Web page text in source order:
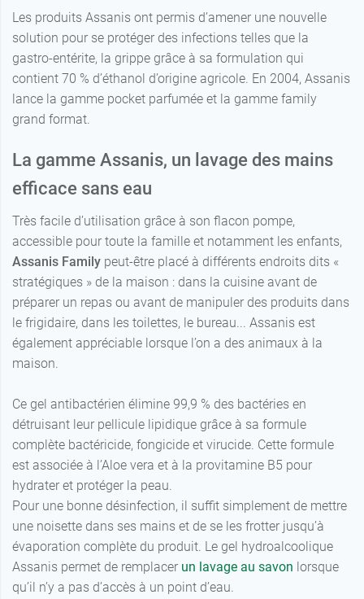
Les produits Assanis ont permis d’amener une nouvelle
solution pour se protéger des infections telles que la
gastro-entérite, la grippe grâce à sa formulation qui
contient 70 % d’éthanol d’origine agricole. En 2004, Assanis
lance la gamme pocket parfumée et la gamme family
grand format.
La gamme Assanis, un lavage des mains
efficace sans eau
Très facile d’utilisation grâce à son flacon pompe,
accessible pour toute la famille et notamment les enfants,
Assanis Family peut-être placé à différents endroits dits «
stratégiques » de la maison : dans la cuisine avant de
préparer un repas ou avant de manipuler des produits dans
le frigidaire, dans les toilettes, le bureau... Assanis est
également appréciable lorsque l’on a des animaux à la
maison.
Ce gel antibactérien élimine 99,9 % des bactéries en
détruisant leur pellicule lipidique grâce à sa formule
complète bactéricide, fongicide et virucide. Cette formule
est associée à l’Aloe vera et à la provitamine B5 pour
hydrater et protéger la peau.
Pour une bonne désinfection, il suffit simplement de mettre
une noisette dans ses mains et de se les frotter jusqu’à
évaporation complète du produit. Le gel hydroalcoolique
Assanis permet de remplacer un lavage au savon lorsque
qu’il n’y a pas d’accès à un point d’eau.